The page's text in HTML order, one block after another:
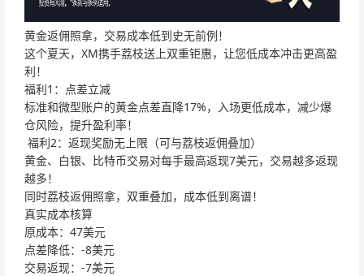
黄金返佣照拿，交易成本低到史无前例！
这个夏天，XM携手荔枝送上双重钜惠，让您低成本冲击更高盈
利！
福利1：点差立减
标准和微型账户的黄金点差直降17%，入场更低成本，减少爆
仓风险，提升盈利率！
福利2：返现奖励无上限（可与荔枝返佣叠加）
黄金、白银、比特币交易对每手最高返现7美元，交易越多返现
越多！
同时荔枝返佣照拿，双重叠加，成本低到离谱！
真实成本核算
原成本：47美元
点差降低：-8美元
交易返现：-7美元